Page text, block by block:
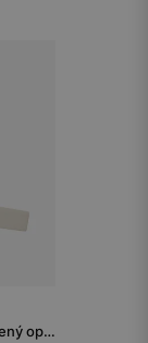
Biely dámsky kožený opasok so striebornou prackou